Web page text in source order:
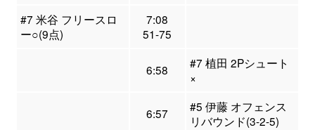
#7 米谷 フリースロ
ー○(9点)
7:08
51-75
6:58
#7 植田 2Pシュート
×
6:57
#5 伊藤 オフェンス
リバウンド(3-2-5)